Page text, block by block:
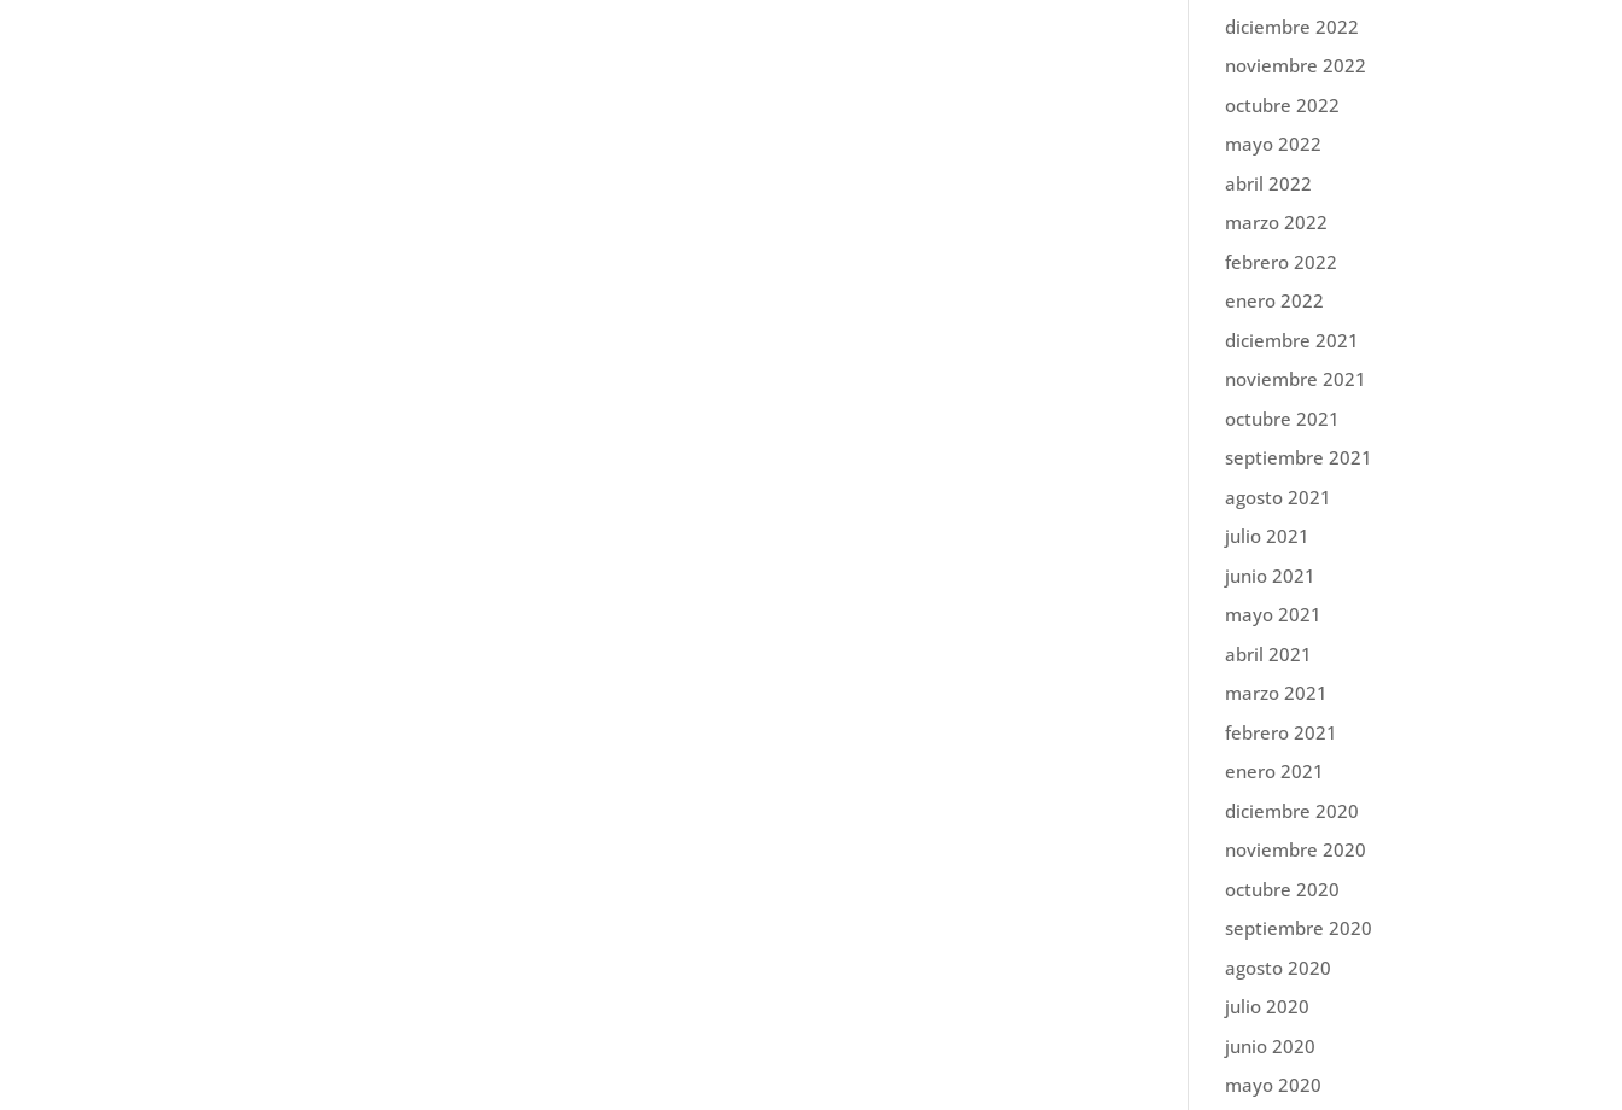
diciembre 2022
noviembre 2022
octubre 2022
mayo 2022
abril 2022
marzo 2022
febrero 2022
enero 2022
diciembre 2021
noviembre 2021
octubre 2021
septiembre 2021
agosto 2021
julio 2021
junio 2021
mayo 2021
abril 2021
marzo 2021
febrero 2021
enero 2021
diciembre 2020
noviembre 2020
octubre 2020
septiembre 2020
agosto 2020
julio 2020
junio 2020
mayo 2020